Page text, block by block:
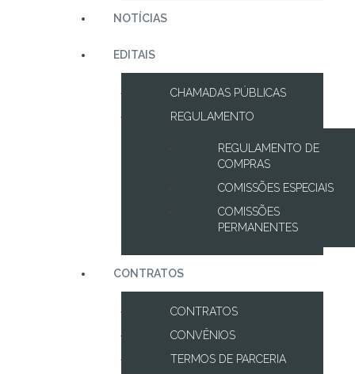
NOTÍCIAS
EDITAIS
CHAMADAS PÚBLICAS
REGULAMENTO
REGULAMENTO DE
COMPRAS
COMISSÕES ESPECIAIS
COMISSÕES
PERMANENTES
CONTRATOS
CONTRATOS
CONVÊNIOS
TERMOS DE PARCERIA